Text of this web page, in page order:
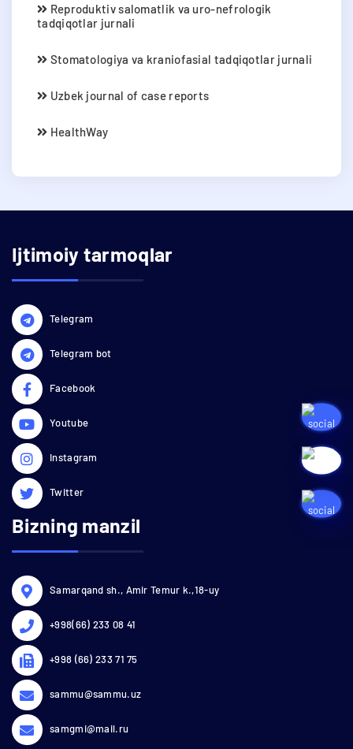
Reproduktiv salomatlik va uro-nefrologik
tadqiqotlar jurnali
Stomatologiya va kraniofasial tadqiqotlar jurnali
Uzbek journal of case reports
HealthWay
Ijtimoiy tarmoqlar
Telegram
Telegram bot
Facebook
Youtube
Instagram
Twitter
Bizning manzil
Samarqand sh., Amir Temur k.,18-uy
+998(66) 233 08 41
+998 (66) 233 71 75
sammu@sammu.uz
samgmi@mail.ru